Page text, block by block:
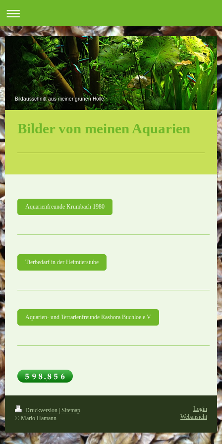
Bildausschnitt aus meiner grünen Hölle
Bilder von meinen Aquarien
Aquarienfreunde Krumbach 1980
Tierbedarf in der Heimtierstube
Aquarien- und Terrarienfreunde Rasbora Buchloe e.V
Druckversion
Sitemap
© Mario Hamann
Login
Webansicht